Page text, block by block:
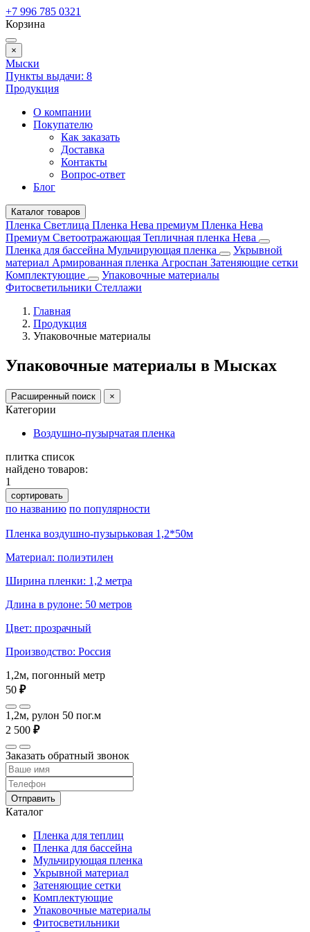
+7 996 785 0321
Корзина
×
Мыски
Пункты выдачи: 8
Продукция
О компании
Покупателю
Как заказать
Доставка
Контакты
Вопрос-ответ
Блог
Каталог товаров
Пленка Светлица Пленка Нева премиум Пленка Нева
Премиум Светоотражающая Тепличная пленка Нева
Пленка для бассейна Мульчирующая пленка
Укрывной
материал Армированная пленка Агроспан Затеняющие сетки
Комплектующие
Упаковочные материалы
Фитосветильники Стеллажи
Главная
Продукция
Упаковочные материалы
Упаковочные материалы в Мысках
Расширенный поиск ×
Категории
Воздушно-пузырчатая пленка
плитка список
найдено товаров:
1
сортировать
по названию по популярности
Пленка воздушно-пузырьковая 1,2*50м
Материал: полиэтилен
Ширина пленки: 1,2 метра
Длина в рулоне: 50 метров
Цвет: прозрачный
Производство: Россия
1,2м, погонный метр
50 ₽
1,2м, рулон 50 пог.м
2 500 ₽
Заказать обратный звонок
Отправить
Каталог
Пленка для теплиц
Пленка для бассейна
Мульчирующая пленка
Укрывной материал
Затеняющие сетки
Комплектующие
Упаковочные материалы
Фитосветильники